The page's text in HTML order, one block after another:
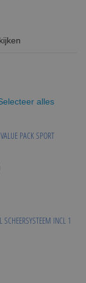
alles
PACK SPORT
SCHEERSYSTEEM INCL 1